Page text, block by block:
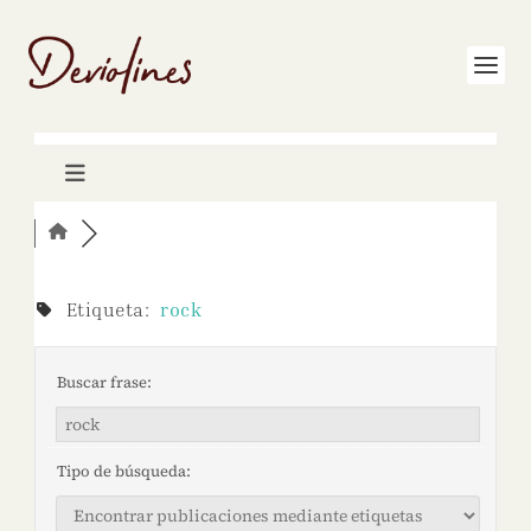
Etiqueta:rock
Buscar frase:
Tipo de búsqueda: